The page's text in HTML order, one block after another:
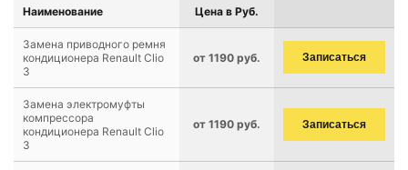
Наименование Цена в Руб.
Замена приводного ремня
кондиционера Renault Clio
3
от 1190 руб. Записаться
Замена электромуфты
компрессора
кондиционера Renault Clio
3
от 1190 руб. Записаться